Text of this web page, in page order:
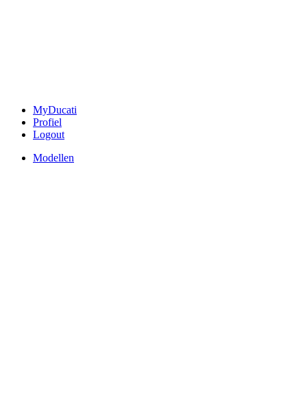
MyDucati
Profiel
Logout
Modellen